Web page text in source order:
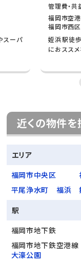
スーパ
管理費・
福岡市空
福岡市西
姪浜駅徒
におスス
近くの物件を
エリア
福岡市中央区
平尾浄水町
福浜
駅
福岡市地下鉄
福岡市地下鉄空港線
大濠公園